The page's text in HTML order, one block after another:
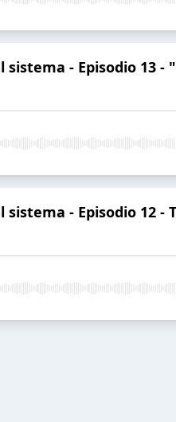
sistema - Episodio 13 -
sistema - Episodio 12